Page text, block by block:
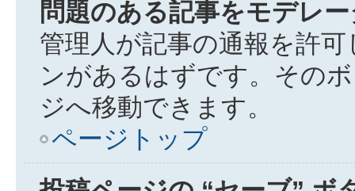
問題のある記事をモデレ
管理人が記事の通報を許
ンがあるはずです。その
ジへ移動できます。
ページトップ